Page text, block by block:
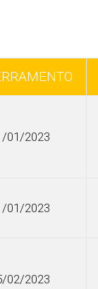
01/2023
01/2023
02/2023